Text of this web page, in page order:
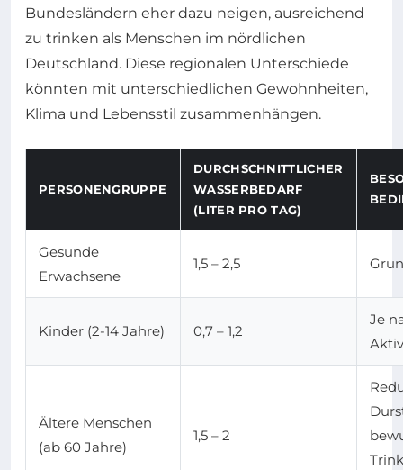
Bundesländern eher dazu neigen, ausreichend
zu trinken als Menschen im nördlichen
Deutschland. Diese regionalen Unterschiede
könnten mit unterschiedlichen Gewohnheiten,
Klima und Lebensstil zusammenhängen.
PERSONENGRUPPE
DURCHSCHNITTLICHER
WASSERBEDARF
(LITER PRO TAG)
Gesunde
Erwachsene
1,5 – 2,5
Kinder (2-14 Jahre) 0,7 – 1,2
Je
Ältere Menschen
(ab 60 Jahre)
1,5 – 2